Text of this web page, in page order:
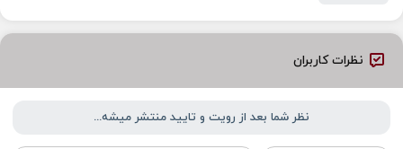
نظرات کاربران
نظر شما بعد از رویت و تایید منتشر میشه...